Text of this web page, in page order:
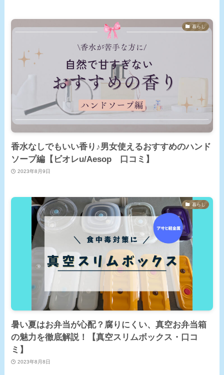
暮らし
香水なしでもいい香り♪男女使えるおすすめのハンド
ソープ編【ビオレu/Aesop 口コミ】
2023年8月9日
暮らし
暑い夏はお弁当が心配？腐りにくい、真空お弁当箱
の魅力を徹底解説！【真空スリムボックス・口コ
ミ】
2023年8月8日